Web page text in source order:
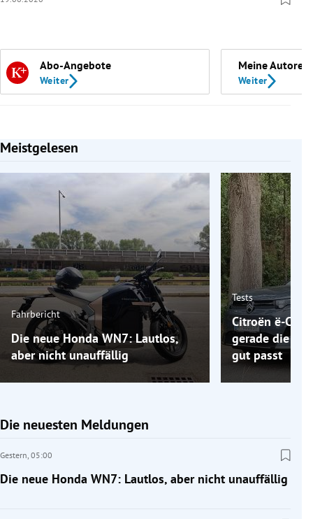
Abo-Angebote
Weiter
Meine Autoren
Weiter
Meistgelesen
Slide 1 von 7
Fahrbericht
Die neue Honda WN7: Lautlos,
aber nicht unauffällig
Tests
Citroën ë-C5
gerade die
gut passt
Die neuesten Meldungen
Gestern, 05:00
Die neue Honda WN7: Lautlos, aber nicht unauffällig